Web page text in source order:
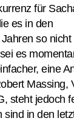
für
es in den
so nicht
es
eine
Massing,
steht jedoch
sind in den